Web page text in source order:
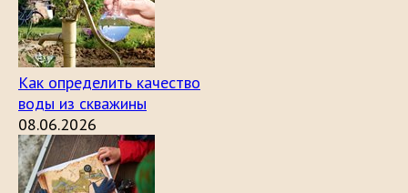
Как определить качество
воды из скважины
08.06.2026